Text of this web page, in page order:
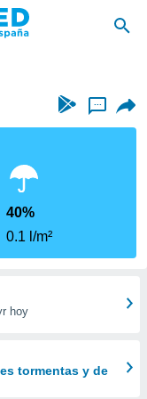
...
40%
0.1 l/m²
hoy
tormentas y de